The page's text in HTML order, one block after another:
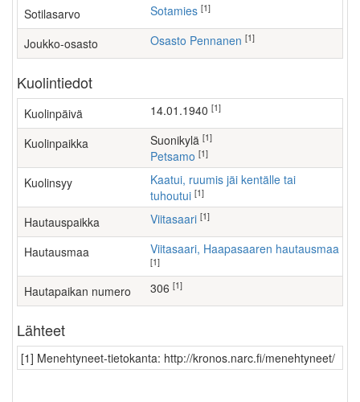
Sotilasarvo Sotamies [1]
Joukko-osasto Osasto Pennanen [1]
Kuolintiedot
Kuolinpäivä 14.01.1940 [1]
Kuolinpaikka Suonikylä [1]
Petsamo [1]
Kuolinsyy
Kaatui, ruumis jäi kentälle tai
tuhoutui [1]
Hautauspaikka Viitasaari [1]
Hautausmaa Viitasaari, Haapasaaren hautausmaa
[1]
Hautapaikan numero 306 [1]
Lähteet
[1] Menehtyneet-tietokanta: http://kronos.narc.fi/menehtyneet/